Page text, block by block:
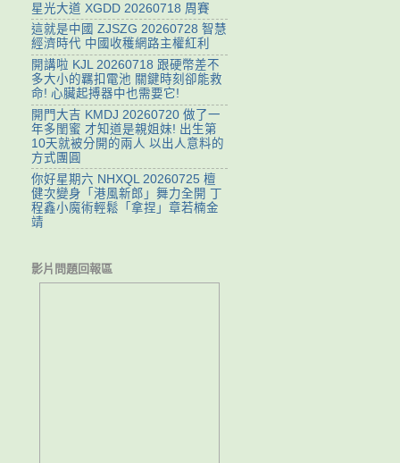
星光大道 XGDD 20260718 周賽
這就是中國 ZJSZG 20260728 智慧
經濟時代 中國收穫網路主權紅利
開講啦 KJL 20260718 跟硬幣差不
多大小的羈扣電池 關鍵時刻卻能救
命! 心臟起搏器中也需要它!
開門大吉 KMDJ 20260720 做了一
年多閨蜜 才知道是親姐妹! 出生第
10天就被分開的兩人 以出人意料的
方式團圓
你好星期六 NHXQL 20260725 檀
健次變身「港風新郎」舞力全開 丁
程鑫小魔術輕鬆「拿捏」章若楠金
靖
影片問題回報區